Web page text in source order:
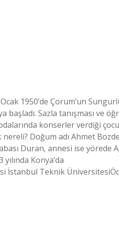
1950’de Çorum’un
başladı. Sazla tanışması ve
konserler verdiği
Doğum adı Ahmet
Duran, annesi ise yörede
Konya’da
İstanbul Teknik